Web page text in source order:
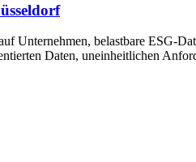
Unternehmen, belastbare ESG-
Daten, uneinheitlichen